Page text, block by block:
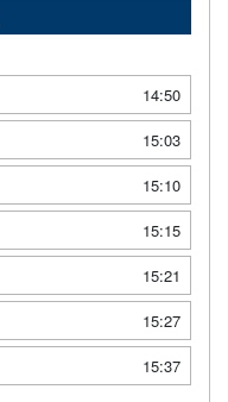
14:50
15:03
15:10
15:15
15:21
15:27
15:37